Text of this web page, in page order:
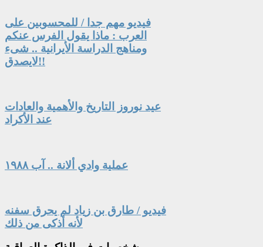
فيديو مهم جدا / للمحسوبين على
العرب : ماذا يقول الفرس عنكم
ومناهج الدراسة الأيرانية .. شىء
لايصدق!!
عيد نوروز التاريخ والأهمية والعادات
عند الأكراد
عملية وادي ألانة .. آب ١٩٨٨
فيديو / طارق بن زياد لم يحرق سفنه
لأنه أذكى من ذلك